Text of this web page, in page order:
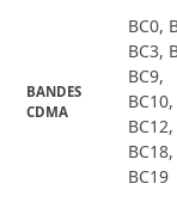
BANDES
CDMA
BC0,
BC3,
BC9,
BC10,
BC12,
BC18,
BC19